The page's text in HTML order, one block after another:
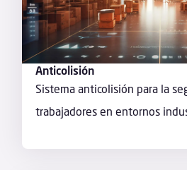
Anticolisión
Sistema anticolisión para la
trabajadores en entornos